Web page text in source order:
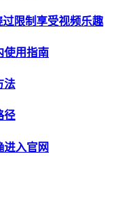
过限制享受视频乐趣
使用指南
法
径
进入官网